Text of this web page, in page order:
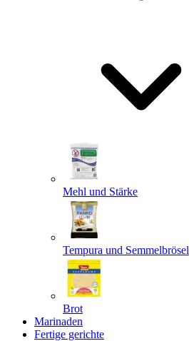
Mehl und Stärke
Tempura und Semmelbrösel
Brot
Marinaden
Fertige gerichte